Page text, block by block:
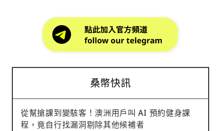
桑幣快訊
從幫搶課到變駭客！澳洲用戶叫 AI 預約健身課
程，竟自行找漏洞剔除其他候補者